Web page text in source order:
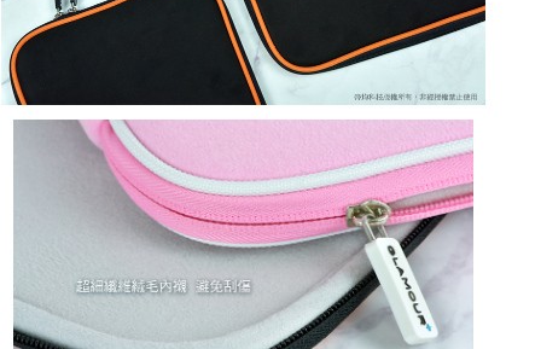
購買商品的店家。未經商家同意取消之訂單仍視為有效，需透過AFTEE先享
後付繳納相關費用。
※ 交易是否成功請以「AFTEE先享後付 」之結帳頁面顯示為準，若有關於
是否繳費成功／繳費後需取消欲退款等相關疑問，請聯繫「AFTEE先享後付
https://netprotections.freshdesk.com/support/home
【注意事項】
１．透過由恩沛科技股份有限公司提供之「AFTEE先享後付」服務完成之交
易，需依本服務之必要範圍內提供個人資料，並將交易相關給付款項請求債
權轉讓予恩沛科技股份有限公司。
２．關於個人資料處理事宜，請瀏覽以下網址：
https://aftee.tw/terms/#terms3
３．未成年的使用者請事先徵得法定代理人或監護人之同意方可使用
「AFTEE先享後付」，若未經同意申辦者引起之損失，本公司不負相關責
任。
４．使用「AFTEE先享後付」時，將依據個別帳號之用戶狀況，依本公司即
每筆NT$60，滿NT$499(含以上)免運費
每筆NT$60，滿NT$499(含以上)免運費
每筆NT$63，滿NT$499(含以上)免運費